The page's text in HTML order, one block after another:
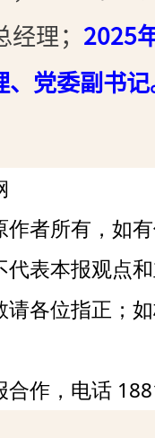
理； 2025
、党委副书记
作者所有，如
代表本报观点
各位指正；
合作，电话